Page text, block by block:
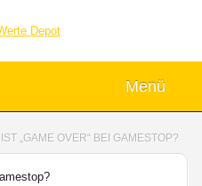
Menü
„GAME OVER“ BEI GAMESTOP?